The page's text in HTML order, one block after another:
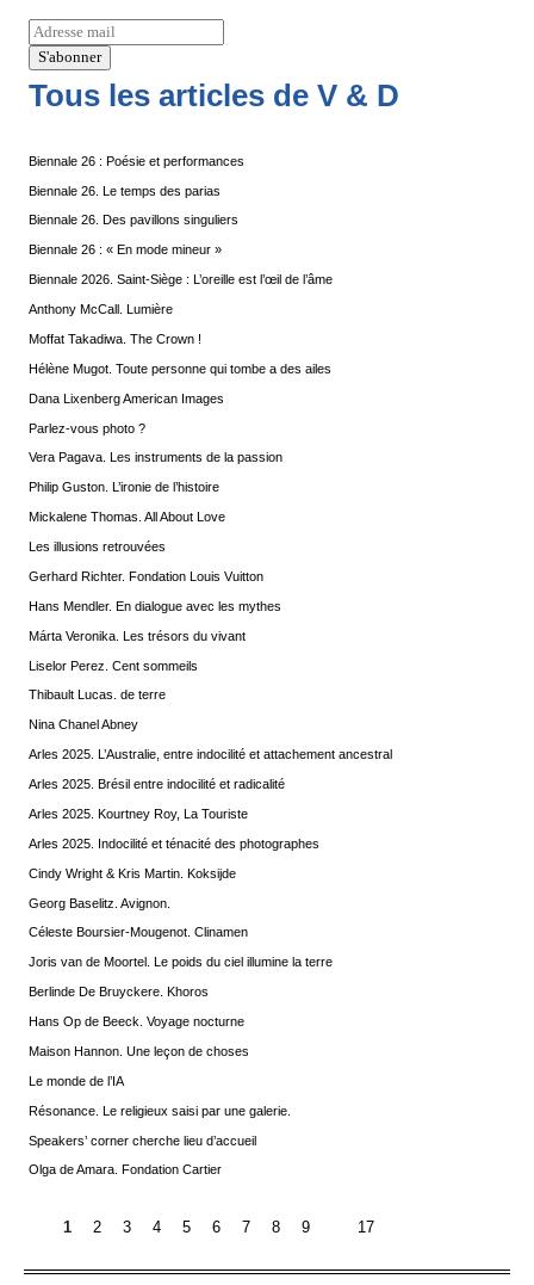
Tous les articles de V & D
Biennale 26 : Poésie et performances
Biennale 26. Le temps des parias
Biennale 26. Des pavillons singuliers
Biennale 26 : « En mode mineur »
Biennale 2026. Saint-Siège : L’oreille est l’œil de l’âme
Anthony McCall. Lumière
Moffat Takadiwa. The Crown !
Hélène Mugot. Toute personne qui tombe a des ailes
Dana Lixenberg American Images
Parlez-vous photo ?
Vera Pagava. Les instruments de la passion
Philip Guston. L’ironie de l’histoire
Mickalene Thomas. All About Love
Les illusions retrouvées
Gerhard Richter. Fondation Louis Vuitton
Hans Mendler. En dialogue avec les mythes
Márta Veronika. Les trésors du vivant
Liselor Perez. Cent sommeils
Thibault Lucas. de terre
Nina Chanel Abney
Arles 2025. L’Australie, entre indocilité et attachement ancestral
Arles 2025. Brésil entre indocilité et radicalité
Arles 2025. Kourtney Roy, La Touriste
Arles 2025. Indocilité et ténacité des photographes
Cindy Wright & Kris Martin. Koksijde
Georg Baselitz. Avignon.
Céleste Boursier-Mougenot. Clinamen
Joris van de Moortel. Le poids du ciel illumine la terre
Berlinde De Bruyckere. Khoros
Hans Op de Beeck. Voyage nocturne
Maison Hannon. Une leçon de choses
Le monde de l’IA
Résonance. Le religieux saisi par une galerie.
Speakers’ corner cherche lieu d’accueil
Olga de Amara. Fondation Cartier
1 2 3 4 5 6 7 8 9 17